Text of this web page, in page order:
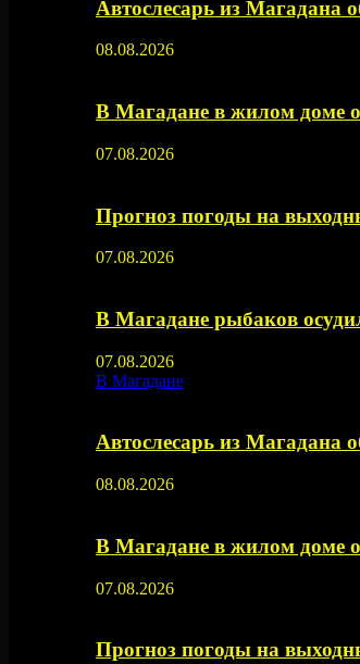
Автослесарь из Магадана
08.08.2026
В Магадане в жилом доме
07.08.2026
Прогноз погоды на
07.08.2026
В Магадане рыбаков
07.08.2026
В Магадане
Автослесарь из Магадана
08.08.2026
В Магадане в жилом доме
07.08.2026
Прогноз погоды на